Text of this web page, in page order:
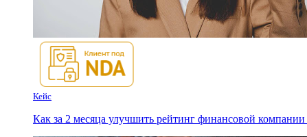
Кейс
Как за 2 месяца улучшить рейтинг финансовой